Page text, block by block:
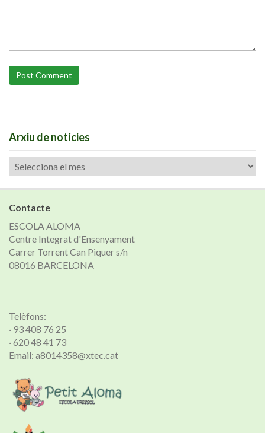
Post Comment
Arxiu de notícies
Arxiu
de
notícies
Contacte
ESCOLA ALOMA
Centre Integrat d'Ensenyament
Carrer Torrent Can Piquer s/n
08016 BARCELONA
Telèfons:
· 93 408 76 25
· 620 48 41 73
Email: a8014358@xtec.cat